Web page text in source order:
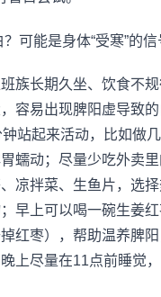
班族长期久坐、饮食不
容易出现脾阳虚导致
站起来活动，比如做
蠕动；尽量少吃外卖里
凉拌菜、生鱼片，选
早上可以喝一碗生姜
红枣），帮助温养脾
上尽量在11点前睡觉